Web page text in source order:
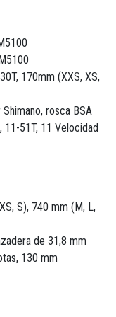
170mm (XXS, XS,
rosca BSA
51T, 11 Velocidad
S), 740 mm (M, L,
de 31,8 mm
130 mm